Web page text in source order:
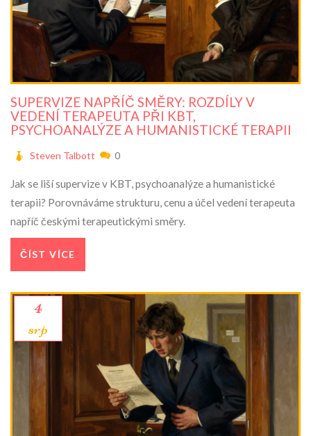
SUPERVIZE NAPŘÍČ SMĚRY: ROZDÍLY V
VEDENÍ TERAPEUTA PŘI KBT,
PSYCHOANALÝZE A HUMANISTICKÉ TERAPII
Steven Talbott 0
Jak se liší supervize v KBT, psychoanalýze a humanistické
terapii? Porovnáváme strukturu, cenu a účel vedení terapeuta
napříč českými terapeutickými směry.
ČÍST VÍCE
4
srp